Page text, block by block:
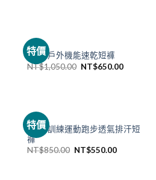
特價
NIKE
NIKE 戶外機能速乾短褲
NT$1,050.00 NT$650.00
特價
NIKE
NIKE 訓練運動跑步透氣排汗短
褲
NT$850.00 NT$550.00